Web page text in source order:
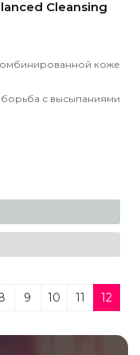
Cleansing
коже
с высыпаниями
9 10 11 12